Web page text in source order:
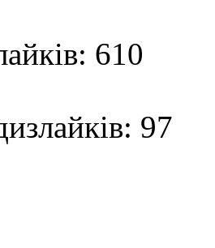
610
97